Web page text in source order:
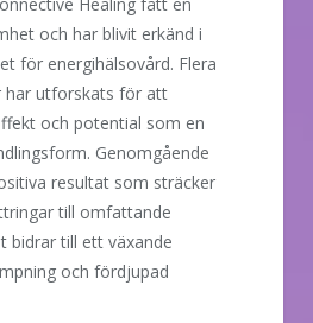
och har blivit erkänd i
för energihälsovård. Flera
har utforskats för att
och potential som en
Genomgående
resultat som sträcker
till omfattande
bidrar till ett växande
och fördjupad